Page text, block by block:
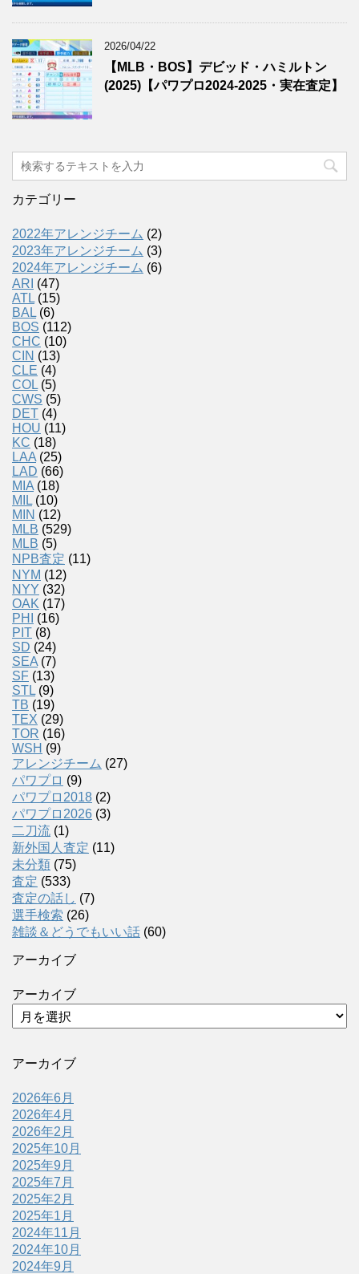
2026/04/22
【MLB・BOS】デビッド・ハミルトン
(2025)【パワプロ2024-2025・実在査定】
カテゴリー
2022年アレンジチーム (2)
2023年アレンジチーム (3)
2024年アレンジチーム (6)
ARI (47)
ATL (15)
BAL (6)
BOS (112)
CHC (10)
CIN (13)
CLE (4)
COL (5)
CWS (5)
DET (4)
HOU (11)
KC (18)
LAA (25)
LAD (66)
MIA (18)
MIL (10)
MIN (12)
MLB (529)
MLB (5)
NPB査定 (11)
NYM (12)
NYY (32)
OAK (17)
PHI
(16)
PIT (8)
SD (24)
SEA (7)
SF (13)
STL (9)
TB (19)
TEX (29)
TOR (16)
WSH (9)
アレンジチーム (27)
パワプロ (9)
パワプロ2018 (2)
パワプロ2026 (3)
二刀流 (1)
新外国人査定 (11)
未分類 (75)
査定 (533)
査定の話し (7)
選手検索 (26)
雑談＆どうでもいい話 (60)
アーカイブ
アーカイブ
アーカイブ
2026年6月
2026年4月
2026年2月
2025年10月
2025年9月
2025年7月
2025年2月
2025年1月
2024年11月
2024年10月
2024年9月